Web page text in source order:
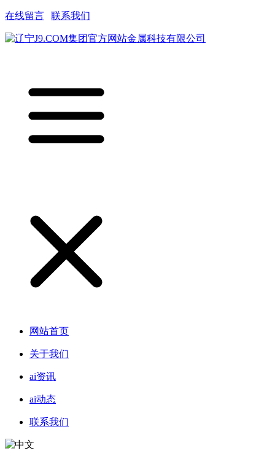
在线留言 联系我们
网站首页
关于我们
ai资讯
ai动态
联系我们